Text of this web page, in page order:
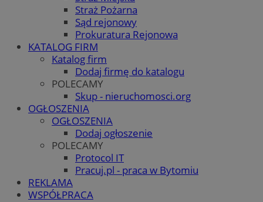
Straż Pożarna
Sąd rejonowy
Prokuratura Rejonowa
KATALOG FIRM
Katalog firm
Dodaj firmę do katalogu
POLECAMY
Skup - nieruchomosci.org
OGŁOSZENIA
OGŁOSZENIA
Dodaj ogłoszenie
POLECAMY
Protocol IT
Pracuj.pl - praca w Bytomiu
REKLAMA
WSPÓŁPRACA